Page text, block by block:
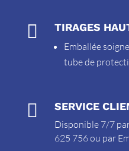
 TIRAGES
Emballée
tube de
 SERVICE
Disponible 7/7
625 756 ou par